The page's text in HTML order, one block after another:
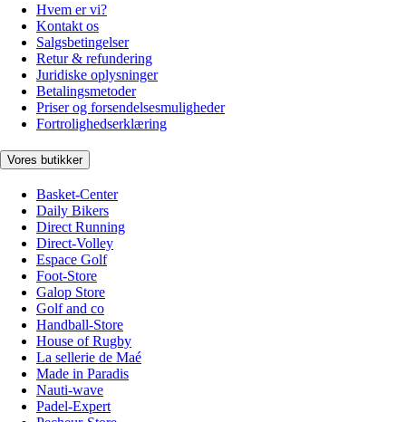
Hvem er vi?
Kontakt os
Salgsbetingelser
Retur & refundering
Juridiske oplysninger
Betalingsmetoder
Priser og forsendelsesmuligheder
Fortrolighedserklæring
Vores butikker
Basket-Center
Daily Bikers
Direct Running
Direct-Volley
Espace Golf
Foot-Store
Galop Store
Golf and co
Handball-Store
House of Rugby
La sellerie de Maé
Made in Paradis
Nauti-wave
Padel-Expert